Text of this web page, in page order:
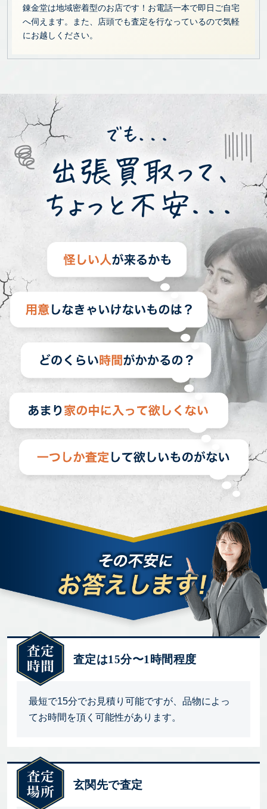
錬金堂は地域密着型のお店です！お電話一本で即日ご自宅
へ伺えます。また、店頭でも査定を行なっているので気軽
にお越しください。
査定は15分〜1時間程度
最短で15分でお見積り可能ですが、品物によっ
てお時間を頂く可能性があります。
玄関先で査定